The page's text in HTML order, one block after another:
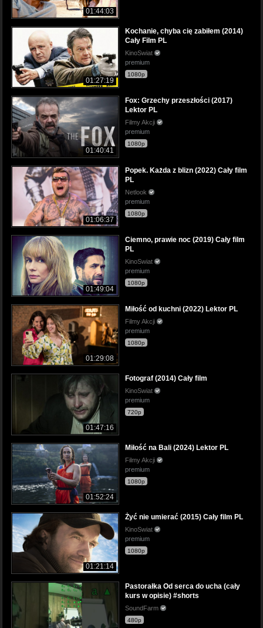
01:44:03
01:27:19
Kochanie, chyba cię zabiłem (2014)
Cały Film PL
KinoSwiat
premium
1080p
01:40:41
Fox: Grzechy przeszłości (2017)
Lektor PL
Filmy Akcji
premium
1080p
01:06:37
Popek. Każda z blizn (2022) Cały film
PL
Netlook
premium
1080p
01:49:04
Ciemno, prawie noc (2019) Cały film
PL
KinoSwiat
premium
1080p
01:29:08
Miłość od kuchni (2022) Lektor PL
Filmy Akcji
premium
1080p
01:47:16
Fotograf (2014) Cały film
KinoSwiat
premium
720p
01:52:24
Miłość na Bali (2024) Lektor PL
Filmy Akcji
premium
1080p
01:21:14
Żyć nie umierać (2015) Cały film PL
KinoSwiat
premium
1080p
Pastorałka Od serca do ucha (cały
kurs w opisie) #shorts
SoundFarm
480p